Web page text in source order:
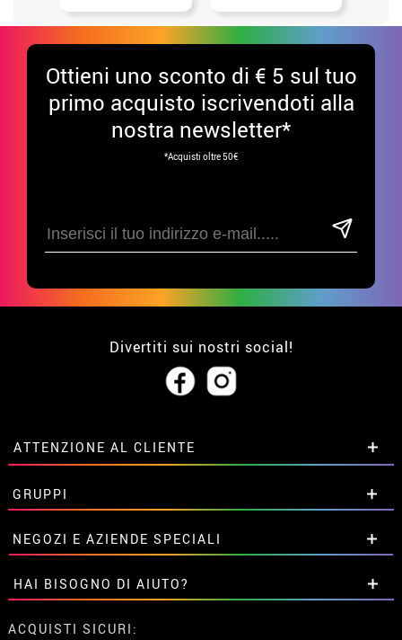
Ottieni uno sconto di € 5 sul tuo
primo acquisto iscrivendoti alla
nostra newsletter*
*Acquisti oltre 50€
Divertiti sui nostri social!
ATTENZIONE AL CLIENTE
• Su di noi
• Condizioni di vendita
• Avviso legale privacy
• Attenzione al cliente
• Utilizzo dei cookies
•Impostazioni dei cookie
GRUPPI
Sconti speciali per gruppi.
Contattaci qui
NEGOZI E AZIENDE SPECIALI
Sconti speciali per gruppi.
Contattaci qui
HAI BISOGNO DI AIUTO?
Non ho ancora fatto l'ordine
ACQUISTI SICURI: